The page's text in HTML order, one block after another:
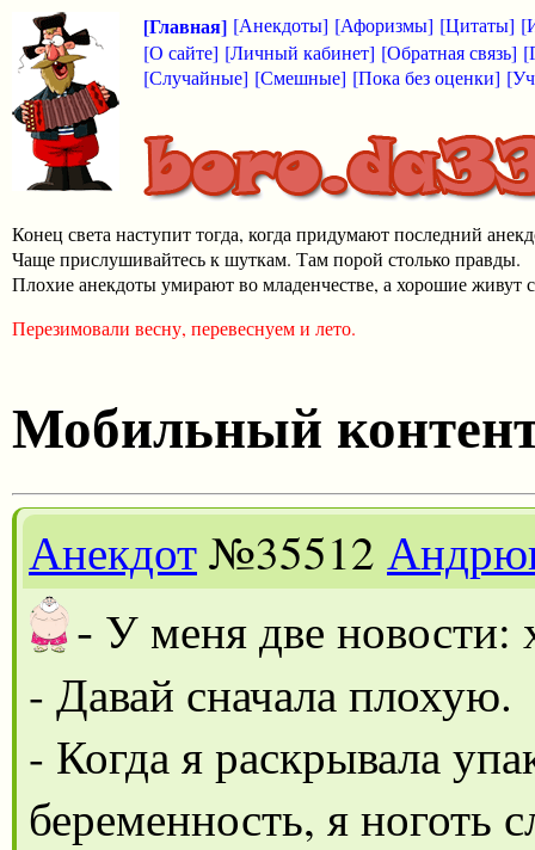
[Главная] [Анекдоты] [Афоризмы] [Цитаты]
[О сайте] [Личный кабинет] [Обратная связь]
[Случайные] [Смешные] [Пока без оценки]
Конец света наступит тогда, когда придумают последний
Чаще прислушивайтесь к шуткам. Там порой столько правды.
Плохие анекдоты умирают во младенчестве, а хорошие живут
Перезимовали весну, перевеснуем и лето.
Мобильный
Анекдот№35512
- У меня две
- Давай сначала плохую.
- Когда я раскрывала
беременность, я ноготь